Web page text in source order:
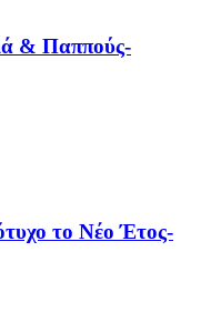
& Παππούς-
το Νέο Έτος-